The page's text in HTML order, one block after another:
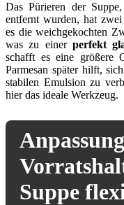
Das Pürieren der
entfernt wurden, hat
es die weichgekochten
was zu einer perfekt
schafft es eine größere
Parmesan später hilft,
stabilen Emulsion zu
hier das ideale Werkzeug.
Suppe